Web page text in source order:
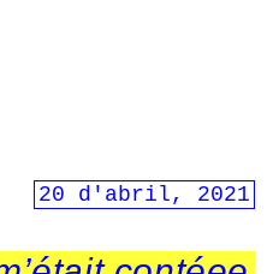
20 d'abril, 2021